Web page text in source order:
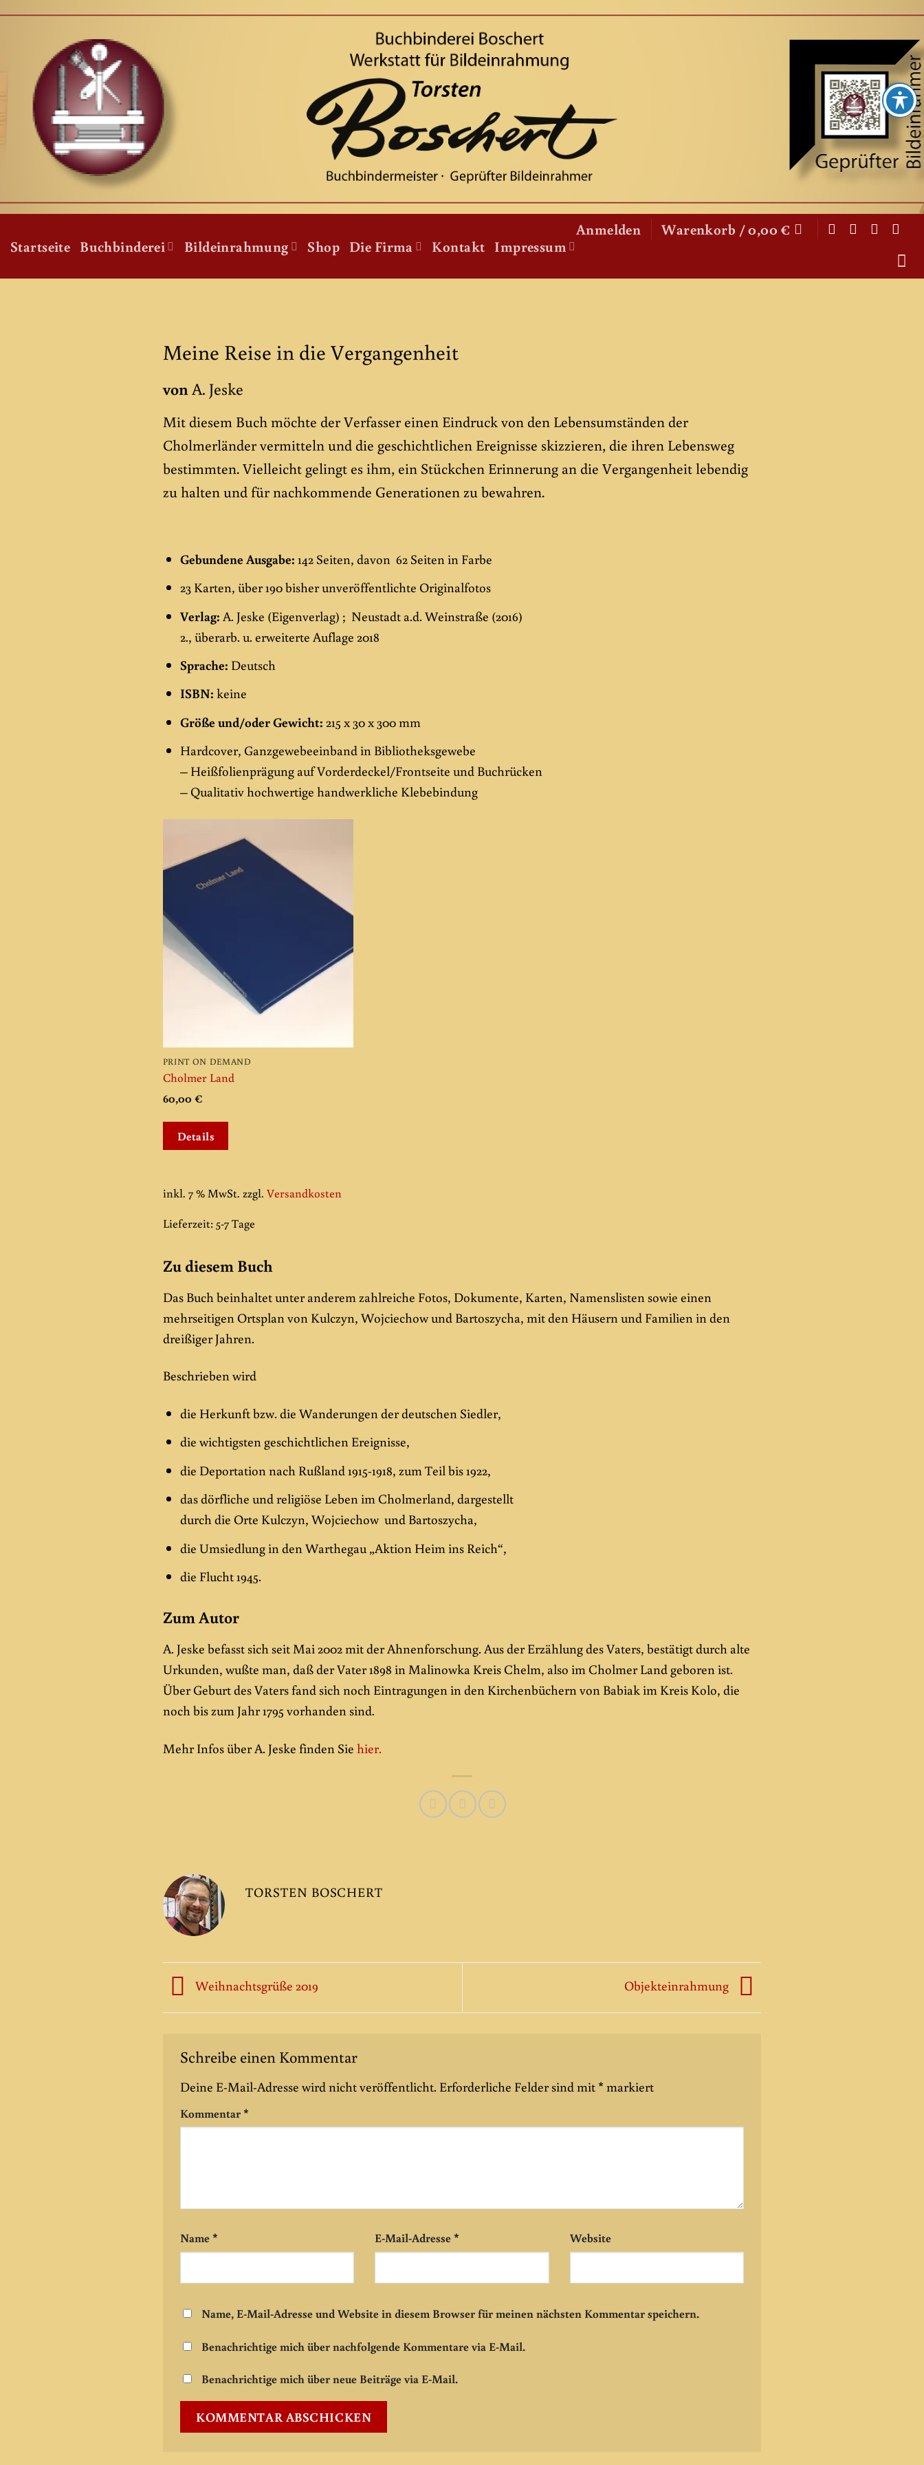
Startseite Buchbinderei Bildeinrahmung Shop Die Firma Kontakt Impressum
Anmelden Warenkorb /0,00€
Meine Reise in die Vergangenheit
vonA. Jeske
Mit diesem Buch möchte der Verfasser einen Eindruck von den Lebensumständen der
Cholmerländer vermitteln und die geschichtlichen Ereignisse skizzieren, die ihren Lebensweg
bestimmten. Vielleicht gelingt es ihm, ein Stückchen Erinnerung an die Vergangenheit lebendig
zu halten und für nachkommende Generationen zu bewahren.
Gebundene Ausgabe: 142 Seiten, davon 62 Seiten in Farbe
23 Karten, über 190 bisher unveröffentlichte Originalfotos
Verlag: A. Jeske (Eigenverlag) ; Neustadt a.d. Weinstraße (2016)
2., überarb. u. erweiterte Auflage 2018
Sprache: Deutsch
ISBN: keine
Größe und/oder Gewicht: 215 x 30 x 300 mm
Hardcover, Ganzgewebeeinband in Bibliotheksgewebe
– Heißfolienprägung auf Vorderdeckel/Frontseite und Buchrücken
– Qualitativ hochwertige handwerkliche Klebebindung
PRINT ON DEMAND
Cholmer Land
60,00 €
Details
inkl. 7 % MwSt. zzgl. Versandkosten
Lieferzeit: 5-7 Tage
Zu diesem Buch
Das Buch beinhaltet unter anderem zahlreiche Fotos, Dokumente, Karten, Namenslisten sowie einen
mehrseitigen Ortsplan von Kulczyn, Wojciechow und Bartoszycha, mit den Häusern und Familien in den
dreißiger Jahren.
Beschrieben wird
die Herkunft bzw. die Wanderungen der deutschen Siedler,
die wichtigsten geschichtlichen Ereignisse,
die Deportation nach Rußland 1915-1918, zum Teil bis 1922,
das dörfliche und religiöse Leben im Cholmerland, dargestellt
durch die Orte Kulczyn, Wojciechow und Bartoszycha,
die Umsiedlung in den Warthegau „Aktion Heim ins Reich“,
die Flucht 1945.
Zum Autor
A. Jeske befasst sich seit Mai 2002 mit der Ahnenforschung. Aus der Erzählung des Vaters, bestätigt durch alte
Urkunden, wußte man, daß der Vater 1898 in Malinowka Kreis Chelm, also im Cholmer Land geboren ist.
Über Geburt des Vaters fand sich noch Eintragungen in den Kirchenbüchern von Babiak im Kreis Kolo, die
noch bis zum Jahr 1795 vorhanden sind.
Mehr Infos über A. Jeske finden Sie hier.
TORSTEN BOSCHERT
Weihnachtsgrüße 2019 Objekteinrahmung
Schreibe einen Kommentar
Deine E-Mail-Adresse wird nicht veröffentlicht. Erforderliche Felder sind mit * markiert
Kommentar*
Name* E-Mail-Adresse* Website
Name, E-Mail-Adresse und Website in diesem Browser für meinen nächsten Kommentar speichern.
Benachrichtige mich über nachfolgende Kommentare via E-Mail.
Benachrichtige mich über neue Beiträge via E-Mail.